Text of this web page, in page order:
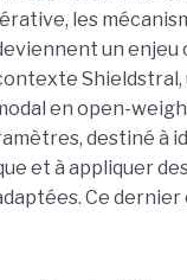
les
un enjeu
Shieldstral,
en open-
destiné à
et à appliquer
Ce dernier